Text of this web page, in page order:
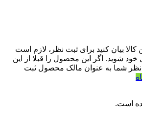
کالا بیان کنید برای ثبت نظر، لازم است
خود شوید. اگر این محصول را قبلا از این
نظر شما به عنوان مالک محصول ثبت
است.